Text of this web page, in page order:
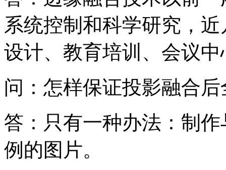
系统控制和科学研究，
设计、教育培训、会议
问：怎样保证投影融合
答：只有一种办法：制
例的图片。